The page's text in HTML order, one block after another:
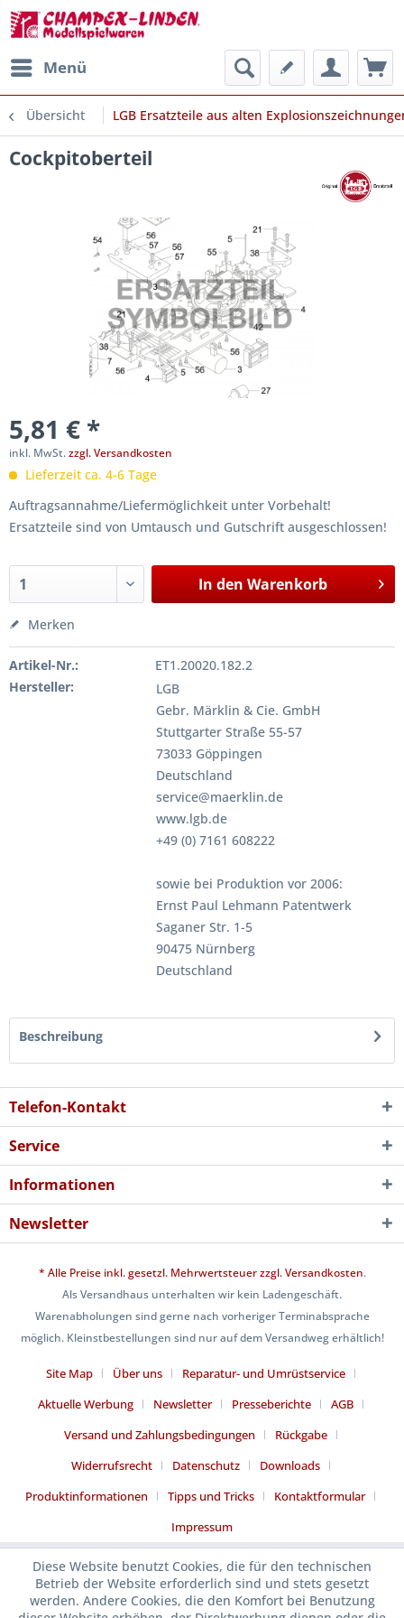
Menü
Übersicht LGB Ersatzteile aus alten
Cockpitoberteil
5,81 € *
inkl. MwSt.zzgl. Versandkosten
Lieferzeit ca. 4-6 Tage
Auftragsannahme/Liefermöglichkeit unter Vorbehalt!
Ersatzteile sind von Umtausch und Gutschrift ausgeschlossen!
In den Warenkorb
Merken
Artikel-Nr.:
ET1.20020.182.2
Hersteller:
LGB
Gebr. Märklin & Cie. GmbH
Stuttgarter Straße 55-57
73033 Göppingen
Deutschland
service@maerklin.de
www.lgb.de
+49 (0) 7161 608222
sowie bei Produktion vor 2006:
Ernst Paul Lehmann Patentwerk
Saganer Str. 1-5
90475 Nürnberg
Deutschland
Beschreibung
Telefon-Kontakt
Service
Informationen
Newsletter
* Alle Preise inkl. gesetzl. Mehrwertsteuer zzgl.Versandkosten.
Als Versandhaus unterhalten wir kein Ladengeschäft.
Warenabholungen sind gerne nach vorheriger Terminabsprache
möglich. Kleinstbestellungen sind nur auf dem Versandweg erhältlich!
Site Map Über uns
Reparatur- und Umrüstservice
Aktuelle Werbung
Newsletter Presseberichte
AGB
Versand und Zahlungsbedingungen
Rückgabe
Widerrufsrecht
Datenschutz
Downloads
Produktinformationen
Tipps und Tricks
Kontaktformular
Impressum
Diese Website benutzt Cookies, die für den technischen
Betrieb der Website erforderlich sind und stets gesetzt
werden. Andere Cookies, die den Komfort bei Benutzung